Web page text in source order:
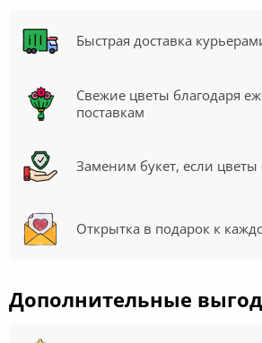
Быстрая доставка
Свежие цветы благодаря
поставкам
Заменим букет, если цветы
Открытка в подарок к
Дополнительные